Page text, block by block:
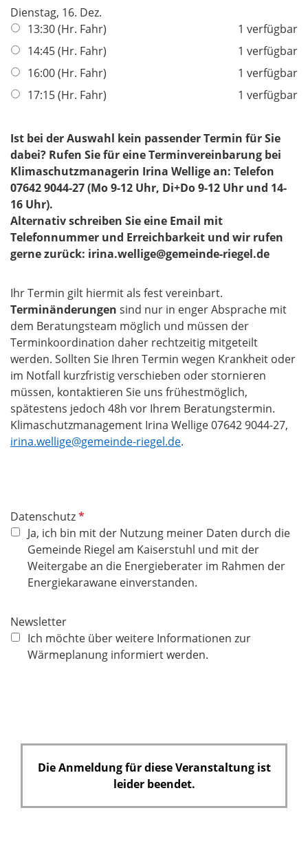
l
d
Dienstag, 16. Dez.
13:30 (Hr. Fahr)
1 verfügbar
14:45 (Hr. Fahr)
1 verfügbar
16:00 (Hr. Fahr)
1 verfügbar
17:15 (Hr. Fahr)
1 verfügbar
Ist bei der Auswahl kein passender Termin für Sie
dabei? Rufen Sie für eine Terminvereinbarung bei
Klimaschutzmanagerin Irina Wellige an: Telefon
07642 9044-27 (Mo 9-12 Uhr, Di+Do 9-12 Uhr und 14-
16 Uhr).
Alternativ schreiben Sie eine Email mit
Telefonnummer und Erreichbarkeit und wir rufen
gerne zurück: irina.wellige@gemeinde-riegel.de
Ihr Termin gilt hiermit als fest vereinbart.
Terminänderungen sind nur in enger Absprache mit
dem Beratungsteam möglich und müssen der
Terminkoordination daher rechtzeitig mitgeteilt
werden. Sollten Sie Ihren Termin wegen Krankheit oder
im Notfall kurzfristig verschieben oder stornieren
müssen, kontaktieren Sie uns frühestmöglich,
spätestens jedoch 48h vor Ihrem Beratungstermin.
Klimaschutzmanagement Irina Wellige 07642 9044-27,
irina.wellige@gemeinde-riegel.de.
DatenschutzP
f
l
i
c
f
Ja, ich bin mit der Nutzung meiner Daten durch die
Gemeinde Riegel am Kaiserstuhl und mit der
Weitergabe an die Energieberater im Rahmen der
Energiekarawane einverstanden.
Newsletter
Ich möchte über weitere Informationen zur
Wärmeplanung informiert werden.
Die Anmeldung für diese Veranstaltung ist
leider beendet.